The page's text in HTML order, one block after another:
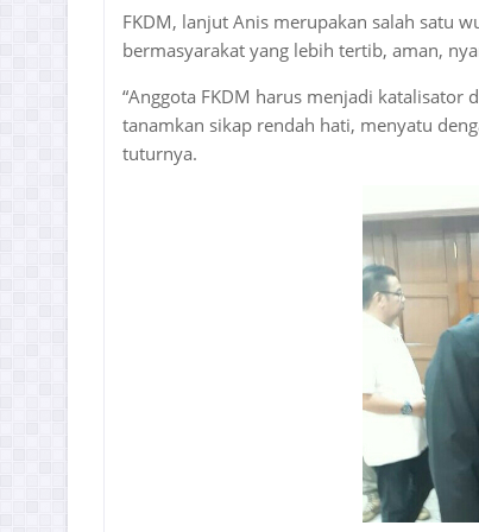
FKDM, lanjut Anis merupakan salah satu
bermasyarakat yang lebih tertib, aman,
“Anggota FKDM harus menjadi katalisator
tanamkan sikap rendah hati, menyatu
tuturnya.